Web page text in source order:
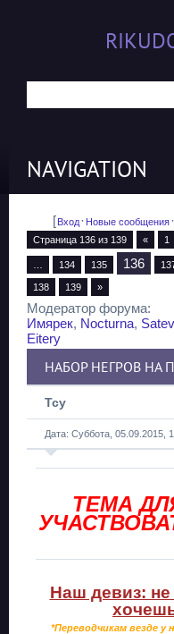
NAVIGATION
[Вход·Новые сообщения
Страница 136 из 139 « 1
134 135 136
138 139 »
Модератор форума:
Имярек, Nocturna,
Eitery
НАБОР НЕГРОВ НА
Тсу
Дата: Суббота, 05.09.2015,
ТЕМА
Наш девиз:
*Переводчикам везде у